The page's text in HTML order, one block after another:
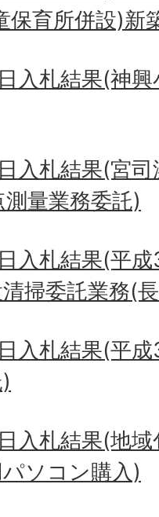
保育所併設)新
入札結果(神
入札結果(宮
量業務委託)
入札結果(平
掃委託業務(
入札結果(平
入札結果(地
ソコン購入)